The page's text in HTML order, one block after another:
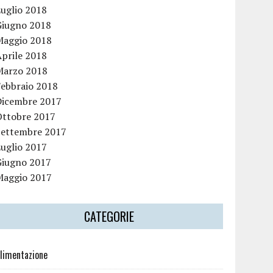
2018
2018
2018
2018
2018
2018
2017
2017
2017
2017
2017
2017
CATEGORIE